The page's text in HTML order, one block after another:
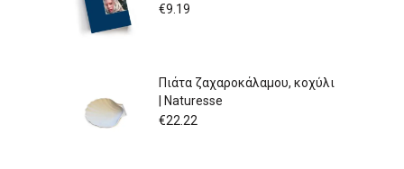
€9.19
Πιάτα ζαχαροκάλαμου, κοχύλι
| Naturesse
€22.22